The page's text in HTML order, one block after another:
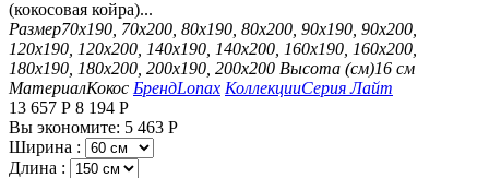
(кокосовая койра)...
Размер70х190, 70х200, 80х190, 80х200, 90х190, 90х200,
120х190, 120х200, 140х190, 140х200, 160х190, 160х200,
180х190, 180х200, 200х190, 200х200 Высота (см)16 см
МатериалКокос БрендLonax КоллекцииСерия Лайт
13 657 Р 8 194 Р
Вы экономите: 5 463 Р
Ширина :
Длина :